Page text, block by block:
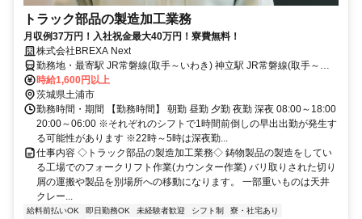
トラック部品の製造加工業務
月収例37万円！入社祝金最大40万円！寮費無料！
株式会社BREXA Next
勤務地・最寄駅 JR常磐線(取手～いわき) 神立駅 JR常磐線(取手～い
わき)/神立駅,車,6分 ★工場敷地内に無料駐車場あり
時給1,600円以上
茨城県土浦市
勤務時間・期間 【勤務時間】 朝勤 昼勤 夕勤 夜勤 深夜 08:00～18:00
20:00～06:00 ※それぞれのシフトで1時間前倒しの早出出勤が発生す
る可能性があります ※22時～5時は深夜勤...
仕事内容 ◇トラック部品の製造加工業務◇ 鋳物製品の製造をしてい
る工場でのフォークリフト作業(カウンター作業) バリ取りされた切り
屑の運搬や製品を別場所への移動になります。 一部重いものは天井
クレー...
給料前払いOK 即日勤務OK 未経験者歓迎 シフト制
寮・社宅あり